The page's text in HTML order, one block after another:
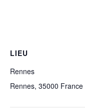
LIEU
Rennes
Rennes, 35000 France